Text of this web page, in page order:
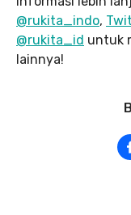
@rukita_indo,
@rukita_id untuk
lainnya!